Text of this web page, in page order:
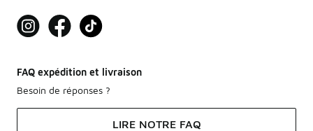
FAQ expédition et livraison
Besoin de réponses ?
LIRE NOTRE FAQ